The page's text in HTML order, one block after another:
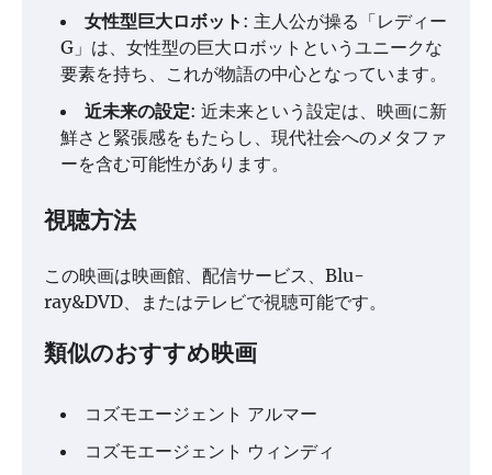
女性型巨大ロボット : 主人公が操る「レディー
G」は、女性型の巨大ロボットというユニークな
要素を持ち、これが物語の中心となっています。
近未来の設定: 近未来という設定は、映画に新
鮮さと緊張感をもたらし、現代社会へのメタファ
ーを含む可能性があります。
視聴方法
この映画は映画館、配信サービス、Blu-
ray&DVD、またはテレビで視聴可能です。
類似のおすすめ映画
コズモエージェント アルマー
コズモエージェント ウィンディ